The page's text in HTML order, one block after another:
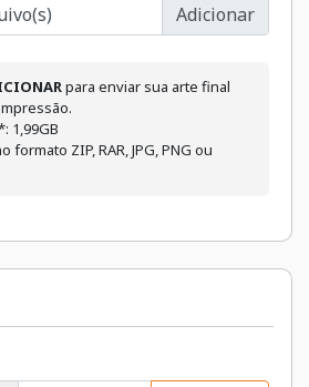
para enviar sua arte final
1,99GB
ZIP, RAR, JPG, PNG ou